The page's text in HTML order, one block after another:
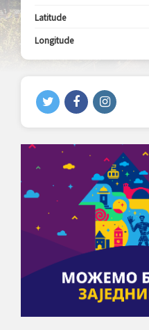
Latitude
Longitude